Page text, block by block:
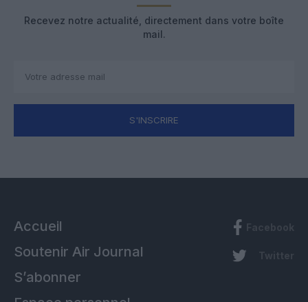
Recevez notre actualité, directement dans votre boîte
mail.
S'INSCRIRE
Accueil
Soutenir Air Journal
S’abonner